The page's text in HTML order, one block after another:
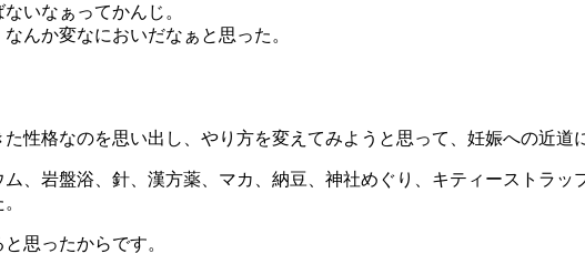
いなぁってかんじ。
んか変なにおいだなぁと思った。
性格なのを思い出し、やり方を変えてみようと思って、妊娠への近道
、岩盤浴、針、漢方薬、マカ、納豆、神社めぐり、キティーストラ
と思ったからです。